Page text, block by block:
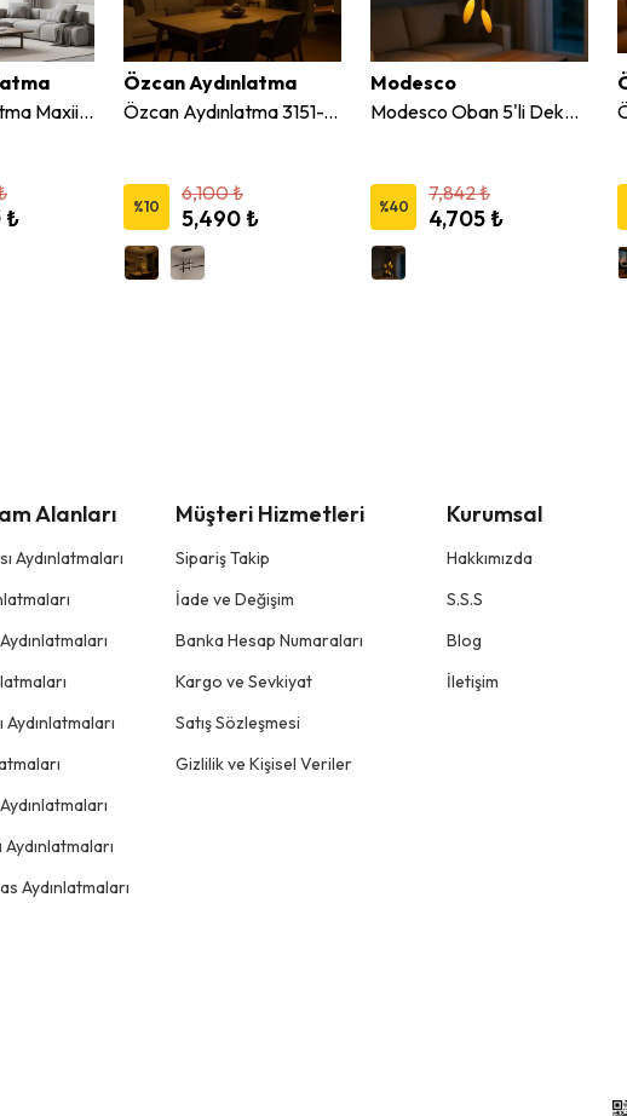
Özcan Aydınlatma Maxii 7'Li Led Avize 2910-7A
₺
Özcan Aydınlatma
Özcan Aydınlatma 3151-A Dekoratif Çubuklu Led Avize
%10
6,100 ₺
5,490 ₺
Modesco
Modesco Oban 5'li Dekoratif Avize
%40
7,842 ₺
4,705 ₺
Alanları
Aydınlatmaları
Aydınlatmaları
Aydınlatmaları
Müşteri Hizmetleri
Sipariş Takip
İade ve Değişim
Banka Hesap Numaraları
Kargo ve Sevkiyat
Satış Sözleşmesi
Gizlilik ve Kişisel Veriler
Kurumsal
Hakkımızda
S.S.S
Blog
İletişim